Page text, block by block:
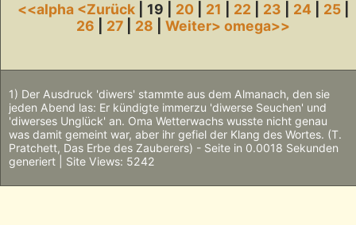
<<alpha <Zurück | 19 | 20| 21 22 23 24 25|
26
27 28 |Weiter>omega>>
1) Der Ausdruck 'diwers' stammte aus dem Almanach, den sie
jeden Abend las: Er kündigte immerzu 'diwerse Seuchen' und
'diwerses Unglück' an. Oma Wetterwachs wusste nicht genau
was damit gemeint war, aber ihr gefiel der Klang des Wortes. (T.
Pratchett, Das Erbe des Zauberers) - Seite in 0.0018 Sekunden
generiert | Site Views: 5242